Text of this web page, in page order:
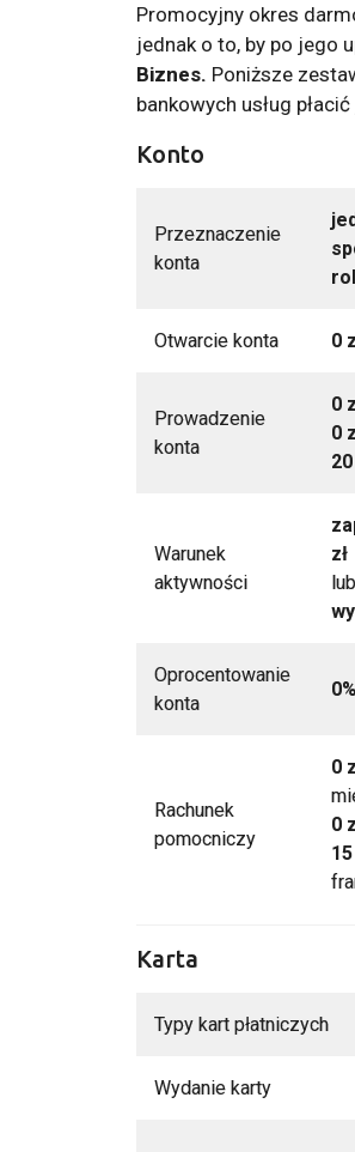
Promocyjny okres
jednak o to, by po jego
Biznes. Poniższe
bankowych usług
Konto
Przeznaczenie
konta
Otwarcie konta 0
Prowadzenie
konta
0
0
Warunek
aktywności
zł
lub
Oprocentowanie
konta
0%
Rachunek
pomocniczy
0
0
Karta
Typy kart płatniczych
Wydanie karty